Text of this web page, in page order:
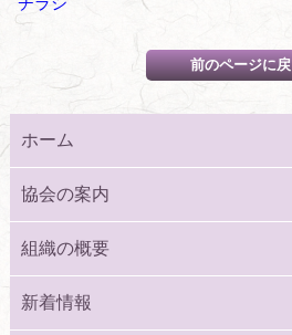
ホーム
協会の案内
組織の概要
新着情報